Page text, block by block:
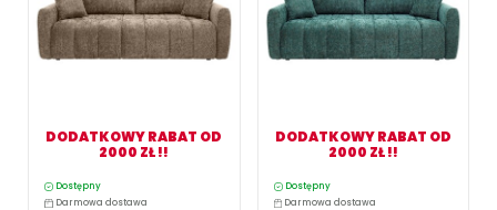
DODATKOWY RABAT OD
2000 ZŁ !!
Dostępny
Darmowa dostawa
DODATKOWY RABAT OD
2000 ZŁ !!
Dostępny
Darmowa dostawa